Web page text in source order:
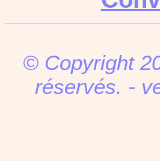
© Copyright
réservés. -